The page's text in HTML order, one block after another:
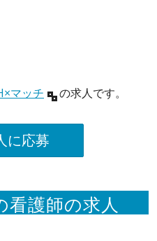
マッチ の求人です。
に応募
看護師の求人